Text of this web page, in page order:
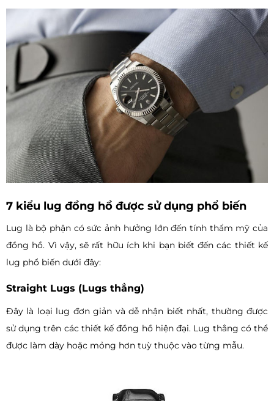
7 kiểu lug đồng hồ được sử dụng phổ biến
Lug là bộ phận có sức ảnh hưởng lớn đến tính thẩm mỹ của
đồng hồ. Vì vậy, sẽ rất hữu ích khi bạn biết đến các thiết kế
lug phổ biến dưới đây:
Straight Lugs (Lugs thẳng)
Đây là loại lug đơn giản và dễ nhận biết nhất, thường được
sử dụng trên các thiết kế đồng hồ hiện đại. Lug thẳng có thể
được làm dày hoặc mỏng hơn tuỳ thuộc vào từng mẫu.